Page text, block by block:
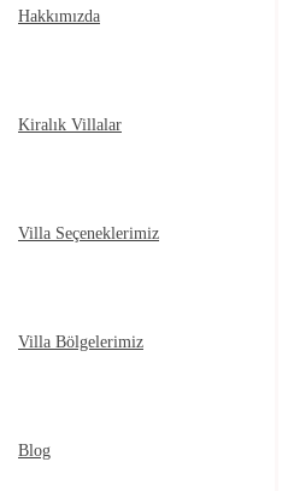
Hakkımızda
Kiralık Villalar
Villa Seçeneklerimiz
Villa Bölgelerimiz
Blog